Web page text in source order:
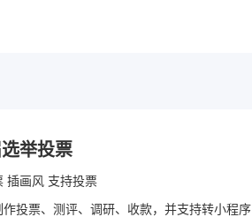
举投票
插画风 支持投票
投票、测评、调研、收款，并支持转小程序